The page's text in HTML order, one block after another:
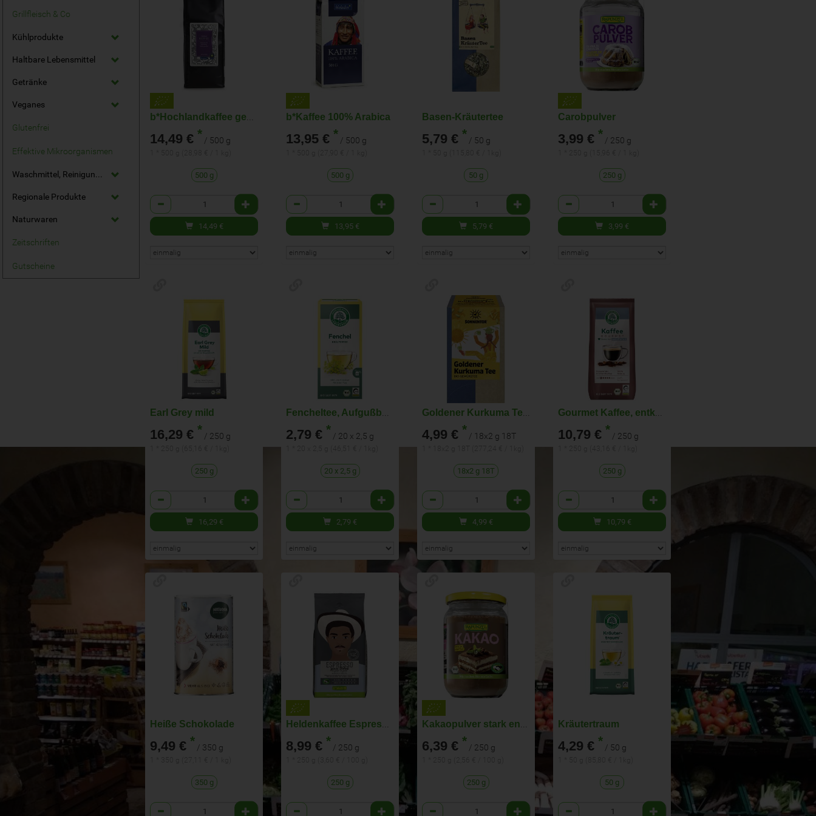
Grillfleisch & Co
Kühlprodukte
Haltbare Lebensmittel
Getränke
Veganes
Glutenfrei
Effektive Mikroorganismen
Waschmittel, Reinigungsmittel
Regionale Produkte
Naturwaren
Zeitschriften
Gutscheine
14,49 € * / 500 g
500 g
Anzahl
14,49 €
b*Kaffee 100% Arabica
13,95 € * / 500 g
500 g
Anzahl
13,95 €
Basen-Kräutertee
5,79 € * / 50 g
50 g
Anzahl
5,79 €
Carobpulver
3,99 € * / 250 g
250 g
Anzahl
3,99 €
Earl Grey mild
16,29 € * / 250 g
250 g
Anzahl
16,29 €
2,79 € * / 20 x 2,5 g
20 x 2,5 g
Anzahl
2,79 €
4,99 € * / 18x2 g 18T
18x2 g 18T
Anzahl
4,99 €
10,79 € * / 250 g
250 g
Anzahl
10,79 €
Heiße Schokolade
9,49 € * / 350 g
350 g
Anzahl
8,99 € * / 250 g
250 g
Anzahl
6,39 € * / 250 g
250 g
Anzahl
Kräutertraum
4,29 € * / 50 g
50 g
Anzahl